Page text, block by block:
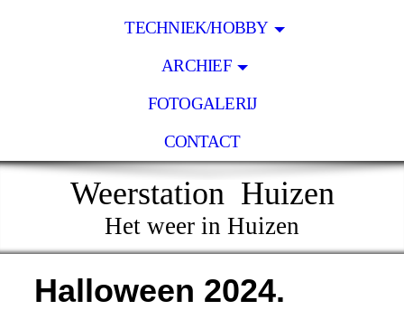
TECHNIEK/HOBBY
ARCHIEF
FOTOGALERIJ
CONTACT
Weerstation Huizen
Het weer in Huizen
Halloween 2024.